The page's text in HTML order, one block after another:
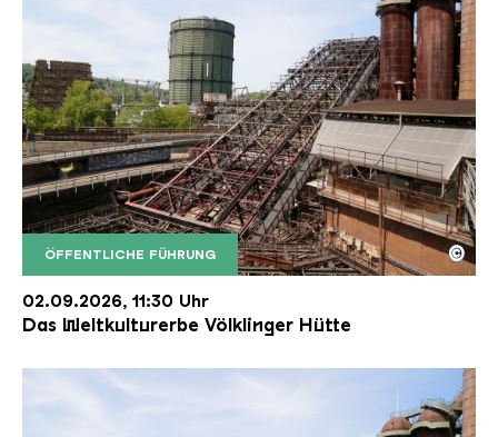
ÖFFENTLICHE FÜHRUNG
Der Erzschrägaufzug der Völklinger Hütte mit
Copyright: Weltkulturerbe Völklinger Hütte | Karl
©
02.09.2026, 11:30 Uhr
Das Weltkulturerbe Völklinger Hütte